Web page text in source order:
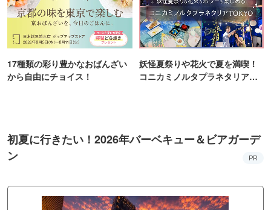
17種類の彩り豊かなおばんざい
から自由にチョイス！
妖怪夏祭りや花火で夏を満喫！
コニカミノルタプラネタリア
初夏に行きたい！2026年バーベキュー＆ビアガーデ
ン
PR